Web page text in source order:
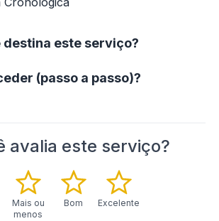
destina este serviço?
(passo a passo)?
avalia este serviço?
Mais ou
menos
Bom Excelente